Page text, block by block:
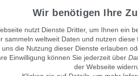
Suchanzeige aufgeben!
Wir benötigen Ihre
nutzt Dienste Dritter, um Ihnen ein
sammeln weltweit Daten und nutzen
uns die Nutzung dieser Dienste erlauben
Einwilligung können Sie jederzeit über
der Webseite